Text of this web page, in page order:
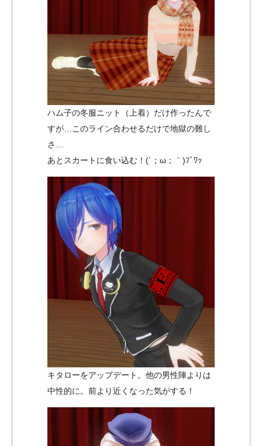
ハム子の冬服ニット（上着）だけ作ったんで
すが…このライン合わせるだけで地獄の難し
さ…
あとスカートに食い込む！(´；ω；｀)ﾌﾞﾜｯ
キタローをアップデート。他の男性陣よりは
中性的に。前より近くなった気がする！